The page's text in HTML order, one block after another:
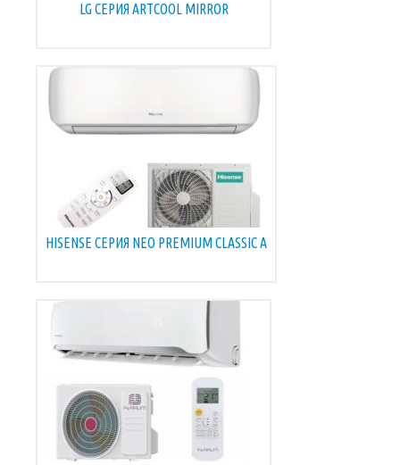
LG СЕРИЯ ARTCOOL MIRROR
HISENSE СЕРИЯ NEO PREMIUM CLASSIC A